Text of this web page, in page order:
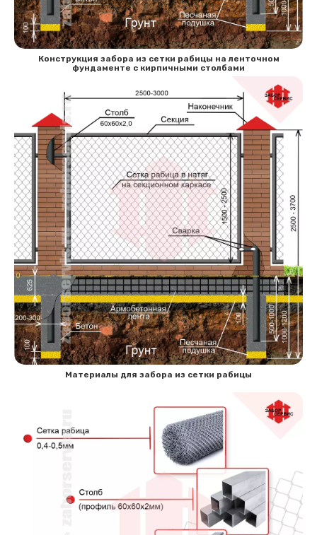
Конструкция забора из сетки рабицы на ленточном
фундаменте с кирпичными столбами
Материалы для забора из сетки рабицы